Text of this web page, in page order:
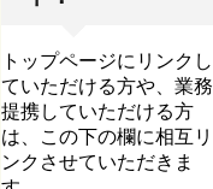
トップページにリンクし
ていただける方や、業務
提携していただける方
は、この下の欄に相互リ
ンクさせていただきま